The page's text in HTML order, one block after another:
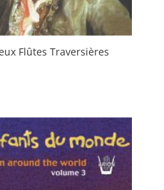
Flûtes Traversières